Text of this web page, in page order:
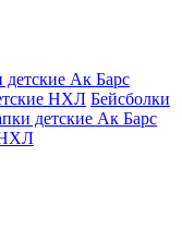
детские Ак Барс
НХЛ Бейсболки
детские Ак Барс
НХЛ